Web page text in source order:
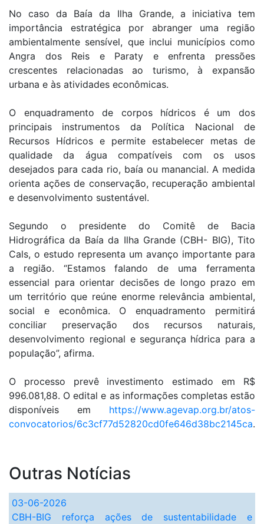
No caso da Baía da Ilha Grande, a iniciativa tem
importância estratégica por abranger uma região
ambientalmente sensível, que inclui municípios como
Angra dos Reis e Paraty e enfrenta pressões
crescentes relacionadas ao turismo, à expansão
urbana e às atividades econômicas.
O enquadramento de corpos hídricos é um dos
principais instrumentos da Política Nacional de
Recursos Hídricos e permite estabelecer metas de
qualidade da água compatíveis com os usos
desejados para cada rio, baía ou manancial. A medida
orienta ações de conservação, recuperação ambiental
e desenvolvimento sustentável.
Segundo o presidente do Comitê de Bacia
Hidrográfica da Baía da Ilha Grande (CBH- BIG), Tito
Cals, o estudo representa um avanço importante para
a região. “Estamos falando de uma ferramenta
essencial para orientar decisões de longo prazo em
um território que reúne enorme relevância ambiental,
social e econômica. O enquadramento permitirá
conciliar preservação dos recursos naturais,
desenvolvimento regional e segurança hídrica para a
população”, afirma.
O processo prevê investimento estimado em R$
996.081,88. O edital e as informações completas estão
disponíveis em https://www.agevap.org.br/atos-
convocatorios/6c3cf77d52820cd0fe646d38bc2145ca.
Outras Notícias
03-06-2026
CBH-BIG reforça ações de sustentabilidade e